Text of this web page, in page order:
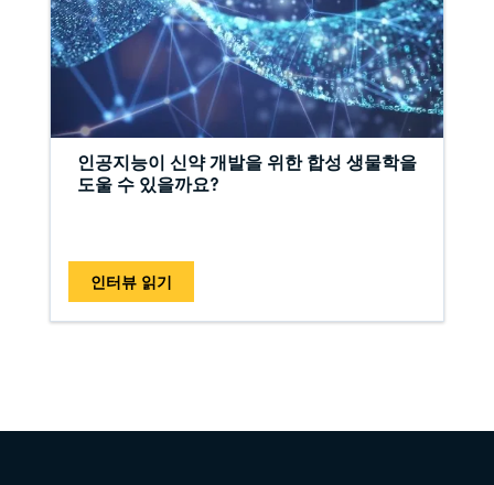
인공지능이 신약 개발을 위한 합성 생물학을
도울 수 있을까요?
인터뷰 읽기